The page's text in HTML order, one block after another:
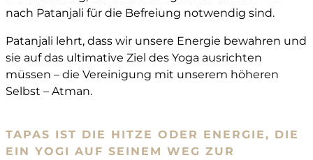
nach Patanjali für die Befreiung notwendig sind.
Patanjali lehrt, dass wir unsere Energie bewahren und
sie auf das ultimative Ziel des Yoga ausrichten
müssen – die Vereinigung mit unserem höheren
Selbst – Atman.
TAPAS IST DIE HITZE ODER ENERGIE, DIE
EIN YOGI AUF SEINEM WEG ZUR